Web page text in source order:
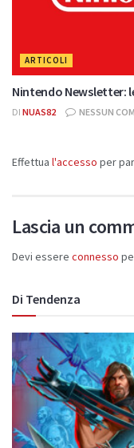
ARTICOLI
Nintendo Newsletter:
DI NUAS82 NESSUN
Effettua l'accesso per
Lascia un
Devi essere connesso
Di Tendenza